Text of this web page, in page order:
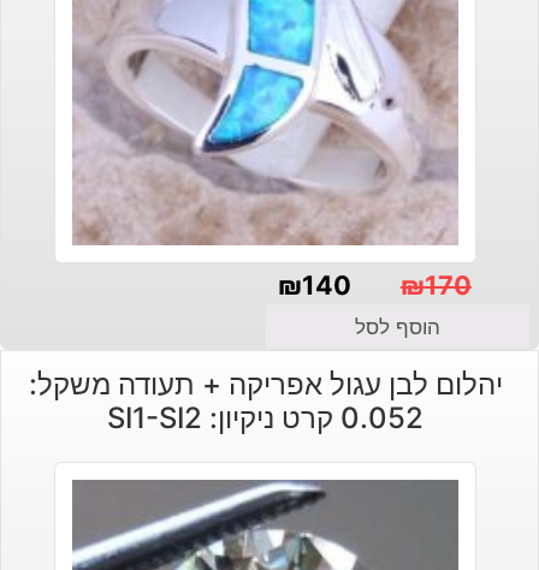
₪170
המקורי
היה:
₪140
הנוכחי
הוא:
הוסף לסל
יהלום לבן עגול אפריקה + תעודה משקל:
0.052 קרט ניקיון: SI1-SI2